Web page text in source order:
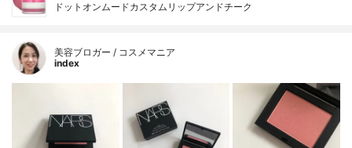
ドットオンムードカスタムリップアンドチーク
美容ブロガー / コスメマニア
index